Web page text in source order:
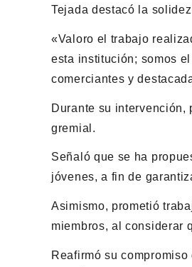
Tejada destacó la
«Valoro el trabajo
esta institución; somos
comerciantes y
Durante su
gremial.
Señaló que se ha
jóvenes, a fin de
Asimismo, prometió
miembros, al considerar
Reafirmó su